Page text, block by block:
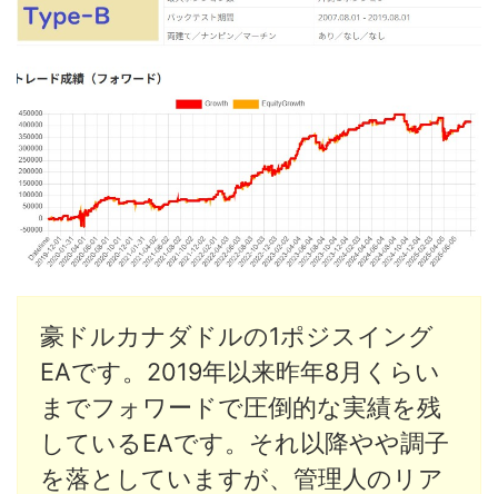
豪ドルカナダドルの1ポジスイング
EAです。2019年以来昨年8月くらい
までフォワードで圧倒的な実績を残
しているEAです。それ以降やや調子
を落としていますが、管理人のリア